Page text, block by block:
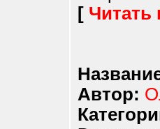
[ Читать
Автор: